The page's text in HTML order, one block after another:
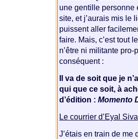
une gentille personne
site, et j’aurais mis le
puissent aller
faire. Mais, c’est tout
n’être ni militante
conséquent :
Il va de soit que je
qui que ce soit, à
d’édition :Momento
Le courrier d’Eyal
J’étais en train de me